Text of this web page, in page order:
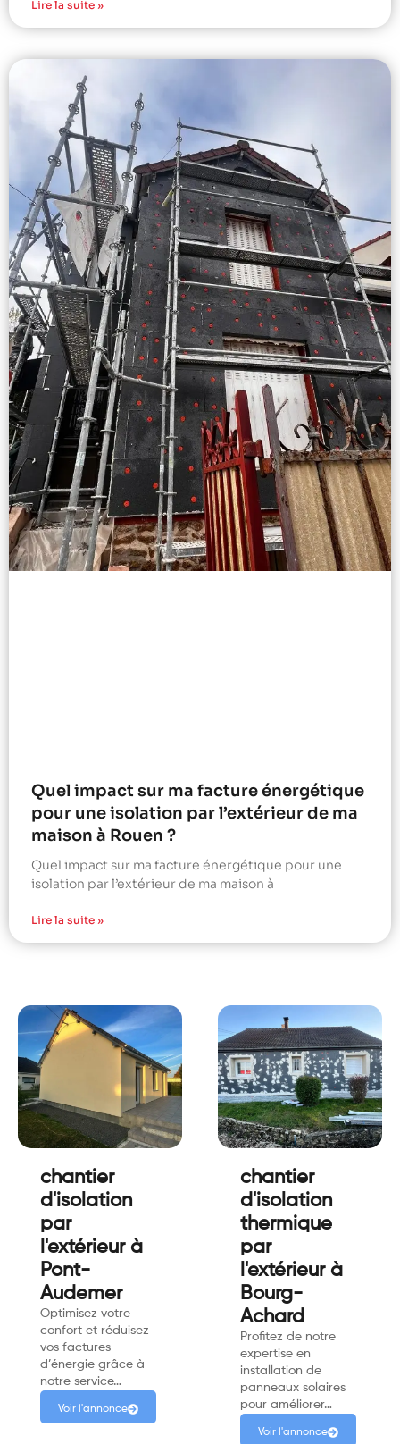
Lire la suite »
Quel impact sur ma facture énergétique
pour une isolation par l’extérieur de ma
maison à Rouen ?
Quel impact sur ma facture énergétique pour une
isolation par l’extérieur de ma maison à
Lire la suite »
chantier
d'isolation
par
l'extérieur à
Pont-
Audemer
Optimisez votre
confort et réduisez
vos factures
d’énergie grâce à
notre service…
Voir l'annonce
chantier
d'isolation
thermique
par
l'extérieur à
Bourg-
Achard
Profitez de notre
expertise en
installation de
panneaux solaires
pour améliorer…
Voir l'annonce